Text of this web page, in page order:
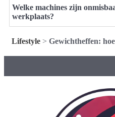
Welke machines zijn
werkplaats?
Lifestyle > Gewichtheffen: